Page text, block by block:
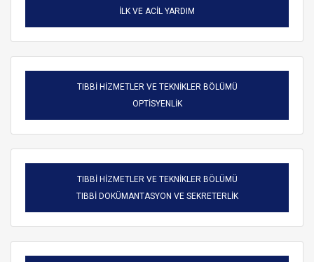
İLK VE ACİL YARDIM
TIBBİ HİZMETLER VE TEKNİKLER BÖLÜMÜ
OPTİSYENLİK
TIBBİ HİZMETLER VE TEKNİKLER BÖLÜMÜ
TIBBİ DOKÜMANTASYON VE SEKRETERLİK